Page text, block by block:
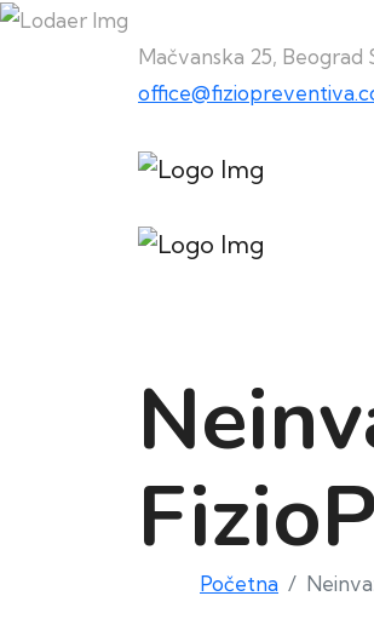
Mačvanska 25, Beograd
Početna